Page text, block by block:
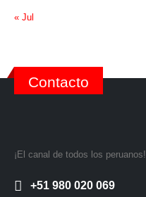
« Jul
Contacto
¡El canal de todos los peruanos!
+51 980 020 069